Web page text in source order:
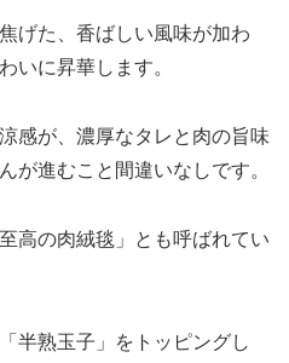
げた、香ばしい風味が加わ
いに昇華します。
感が、濃厚なタレと肉の旨味
が進むこと間違いなしです。
高の肉絨毯」とも呼ばれてい
半熟玉子」をトッピングし